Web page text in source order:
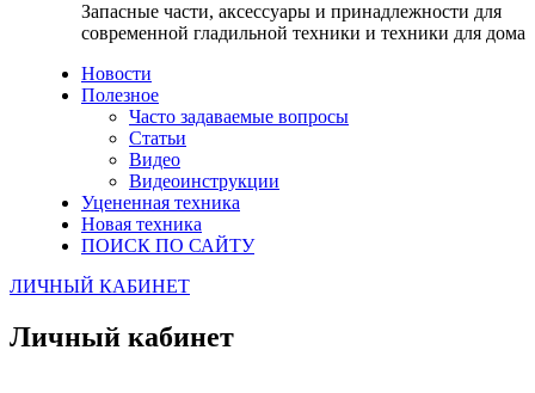
Запасные части, аксессуары и принадлежности для
современной гладильной техники и техники для дома
Новости
Полезное
Часто задаваемые вопросы
Статьи
Видео
Видеоинструкции
Уцененная техника
Новая техника
ПОИСК ПО САЙТУ
ЛИЧНЫЙ КАБИНЕТ
Личный кабинет